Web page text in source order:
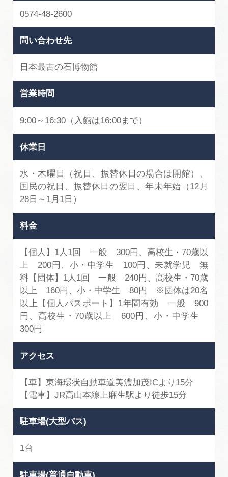
0574-48-2600
問い合わせ先
日本最古の石博物館
営業時間
9:00～16:30（入館は16:00まで）
休業日
水・木曜日（祝日、振替休日の場合は開館）、
国民の祝日、振替休日の翌日、年末年始（12月
28日～1月1日）
料金
【個人】1人1回 一般 300円、高校生・70歳以
上 200円、小・中学生 100円、未就学児 無
料【団体】1人1回 一般 240円、高校生・70歳
以上 160円、小・中学生 80円 ※団体は20名
以上【個人パスポート】1年間有効 一般 900
円、高校生・70歳以上 600円、小・中学生
300円
アクセス
【車】東海環状自動車道美濃加茂ICより15分
【電車】JR高山本線上麻生駅より徒歩15分
駐車場(大型バス)
1台
駐車場(普通自動車)